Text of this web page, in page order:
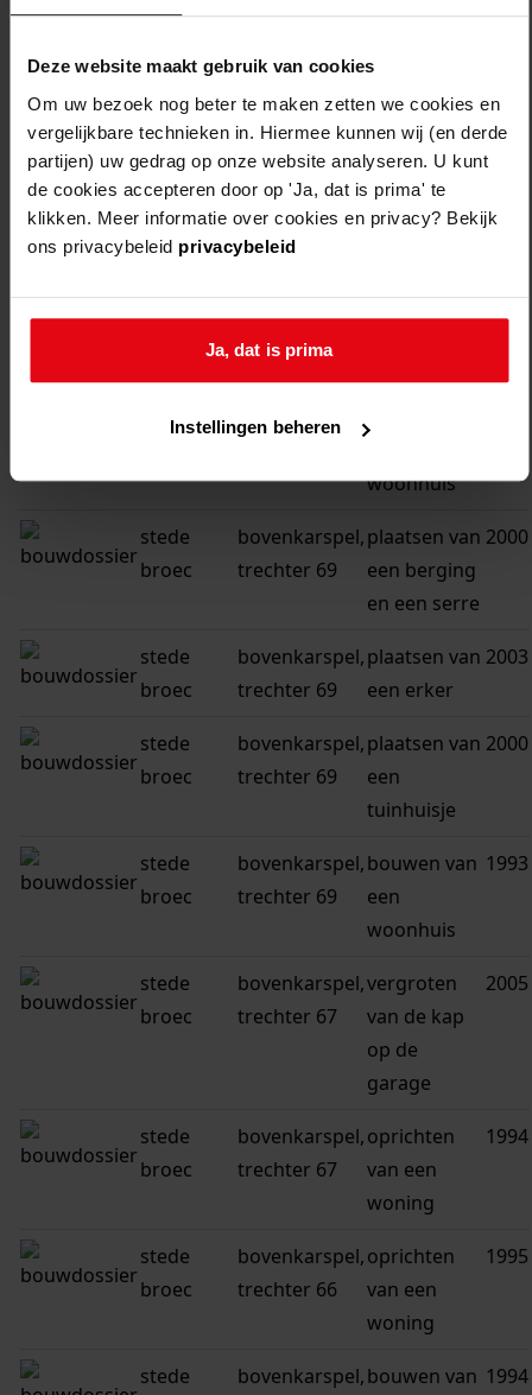
Deze website maakt gebruik van cookies
Om uw bezoek nog beter te maken zetten we cookies en
vergelijkbare technieken in. Hiermee kunnen wij (en derde
partijen) uw gedrag op onze website analyseren. U kunt
de cookies accepteren door op 'Ja, dat is prima' te
klikken. Meer informatie over cookies en privacy? Bekijk
ons privacybeleid privacybeleid
Ja, dat is prima
Instellingen beheren
stede
broec
bovenkarspel,
trechter 73
bouwen van
een woning
1994
stede
broec
bovenkarspel,
trechter 72
bouwen van
vier
woningen
aan trechter
1994
trechter 71
stede
bovenkarspel,
woonhuis
stede
broec
bovenkarspel,
trechter 69
plaatsen van
een berging
en een serre
2000
stede
broec
bovenkarspel,
trechter 69
plaatsen van
een erker
2003
stede
broec
bovenkarspel,
trechter 69
plaatsen van
een
tuinhuisje
2000
stede
broec
bovenkarspel,
trechter 69
bouwen van
een
woonhuis
1993
stede
broec
bovenkarspel,
trechter 67
vergroten
van de kap
op de
garage
2005
stede
broec
bovenkarspel,
trechter 67
oprichten
van een
woning
1994
stede
broec
bovenkarspel,
trechter 66
oprichten
van een
woning
1995
stede
bovenkarspel,bouwen van 1994